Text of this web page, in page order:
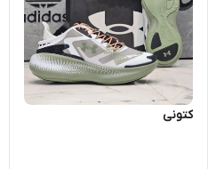
کتونی